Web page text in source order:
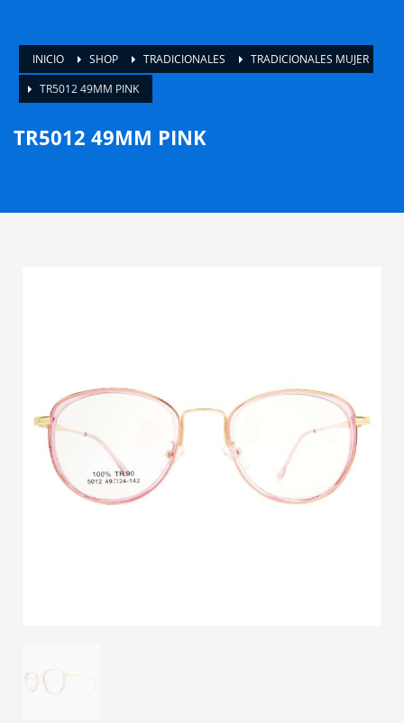
INICIO SHOP TRADICIONALES
TRADICIONALES MUJER
TR5012 49MM PINK
TR5012 49MM PINK